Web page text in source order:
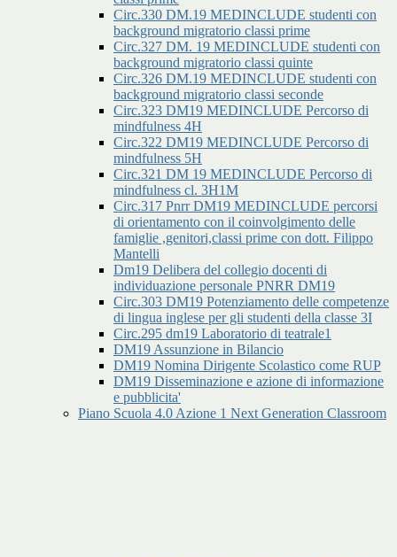
Circ.330 DM.19 MEDINCLUDE studenti con
background migratorio classi prime
Circ.327 DM. 19 MEDINCLUDE studenti con
background migratorio classi quinte
Circ.326 DM.19 MEDINCLUDE studenti con
background migratorio classi seconde
Circ.323 DM19 MEDINCLUDE Percorso di
mindfulness 4H
Circ.322 DM19 MEDINCLUDE Percorso di
mindfulness 5H
Circ.321 DM 19 MEDINCLUDE Percorso di
mindfulness cl. 3H1M
Circ.317 Pnrr DM19 MEDINCLUDE percorsi
di orientamento con il coinvolgimento delle
famiglie ,genitori,classi prime con dott. Filippo
Mantelli
Dm19 Delibera del collegio docenti di
individuazione personale PNRR DM19
Circ.303 DM19 Potenziamento delle competenze
di lingua inglese per gli studenti della classe 3I
Circ.295 dm19 Laboratorio di teatrale1
DM19 Assunzione in Bilancio
DM19 Nomina Dirigente Scolastico come RUP
DM19 Disseminazione e azione di informazione
e pubblicita'
Piano Scuola 4.0 Azione 1 Next Generation Classroom